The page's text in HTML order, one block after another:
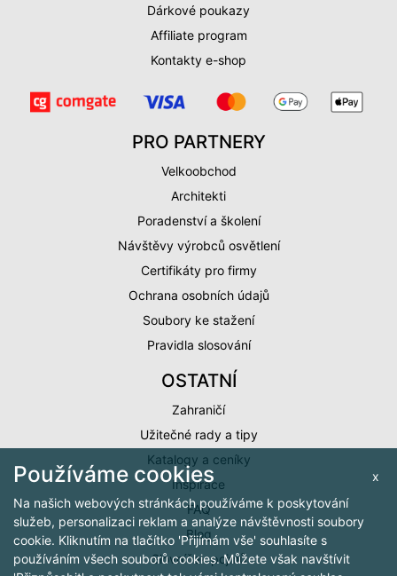
Dárkové poukazy
Affiliate program
Kontakty e-shop
PRO PARTNERY
Velkoobchod
Architekti
Poradenství a školení
Návštěvy výrobců osvětlení
Certifikáty pro firmy
Ochrana osobních údajů
Soubory ke stažení
Pravidla slosování
OSTATNÍ
Zahraničí
Užitečné rady a tipy
Katalogy a ceníky
Inspirace
FAQ
Blog
Slovníček pojmů
x
Používáme cookies
Na našich webových stránkách používáme k poskytování
služeb, personalizaci reklam a analýze návštěvnosti soubory
cookie. Kliknutím na tlačítko 'Přijímám vše' souhlasíte s
používáním všech souborů cookies. Můžete však navštívit